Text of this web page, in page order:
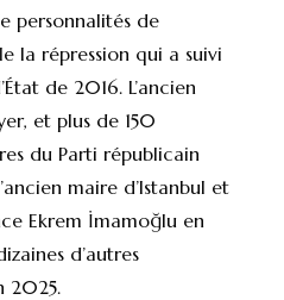
personnalités de
la répression qui a suivi
de 2016. L’ancien
et plus de 150
du Parti républicain
maire d’Istanbul et
Ekrem İmamoğlu en
d’autres
2025.